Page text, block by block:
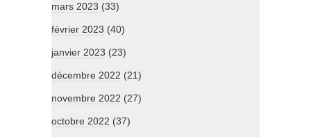
mars 2023 (33)
février 2023 (40)
janvier 2023 (23)
décembre 2022 (21)
novembre 2022 (27)
octobre 2022 (37)